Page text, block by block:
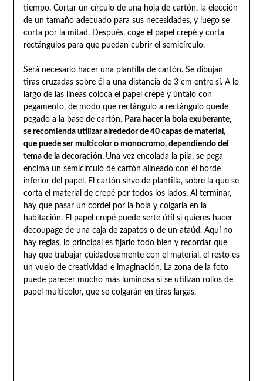
tiempo. Cortar un círculo de una hoja de cartón, la elección
de un tamaño adecuado para sus necesidades, y luego se
corta por la mitad. Después, coge el papel crepé y corta
rectángulos para que puedan cubrir el semicírculo.
Será necesario hacer una plantilla de cartón. Se dibujan
tiras cruzadas sobre él a una distancia de 3 cm entre sí. A lo
largo de las líneas coloca el papel crepé y úntalo con
pegamento, de modo que rectángulo a rectángulo quede
pegado a la base de cartón. Para hacer la bola exuberante,
se recomienda utilizar alrededor de 40 capas de material,
que puede ser multicolor o monocromo, dependiendo del
tema de la decoración. Una vez encolada la pila, se pega
encima un semicírculo de cartón alineado con el borde
inferior del papel. El cartón sirve de plantilla, sobre la que se
corta el material de crepé por todos los lados. Al terminar,
hay que pasar un cordel por la bola y colgarla en la
habitación. El papel crepé puede serte útil si quieres hacer
decoupage de una caja de zapatos o de un ataúd. Aquí no
hay reglas, lo principal es fijarlo todo bien y recordar que
hay que trabajar cuidadosamente con el material, el resto es
un vuelo de creatividad e imaginación. La zona de la foto
puede parecer mucho más luminosa si se utilizan rollos de
papel multicolor, que se colgarán en tiras largas.